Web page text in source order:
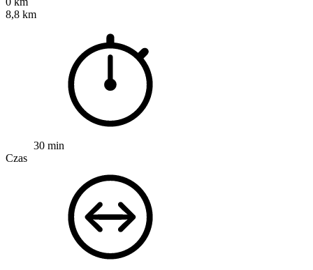
8,8 km
30 min
Czas